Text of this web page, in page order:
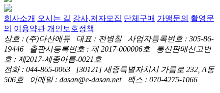
회사소개 오시는 길 강사,저자모집 단체구매 가맹문의 촬영문
의 이용약관 개인보호정책
상호 : (주)다산에듀 대표 : 전병칠 사업자등록번호 : 305-86-
19446 출판사등록번호 : 제 2017-000006호 통신판매신고번
호 : 제2017-세종아름-0021호
전화 : 044-865-0063 [30121] 세종특별자치시 가름로 232, A동
506호 이메일 : dasan@e-dasan.net 팩스 : 070-4275-1066